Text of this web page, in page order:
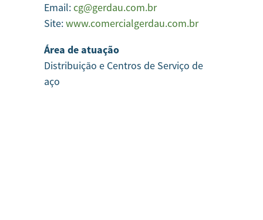
Email:cg@gerdau.com.br
Site:www.comercialgerdau.com.br
Área de atuação
Distribuição e Centros de Serviço de
aço